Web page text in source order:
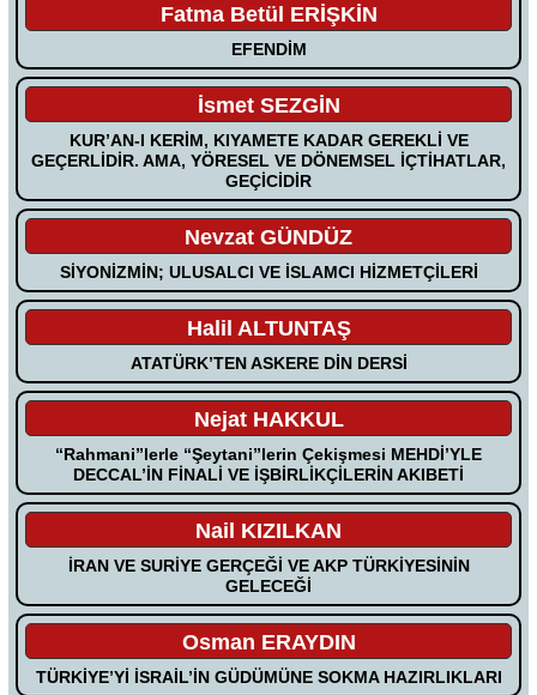
Fatma Betül ERİŞKİN
EFENDİM
İsmet SEZGİN
KUR’AN-I KERİM, KIYAMETE KADAR GEREKLİ VE
GEÇERLİDİR. AMA, YÖRESEL VE DÖNEMSEL İÇTİHATLAR,
GEÇİCİDİR
Nevzat GÜNDÜZ
SİYONİZMİN; ULUSALCI VE İSLAMCI HİZMETÇİLERİ
Halil ALTUNTAŞ
ATATÜRK’TEN ASKERE DİN DERSİ
Nejat HAKKUL
“Rahmani”lerle “Şeytani”lerin Çekişmesi MEHDİ’YLE
DECCAL’İN FİNALİ VE İŞBİRLİKÇİLERİN AKIBETİ
Nail KIZILKAN
İRAN VE SURİYE GERÇEĞİ VE AKP TÜRKİYESİNİN
GELECEĞİ
Osman ERAYDIN
TÜRKİYE’Yİ İSRAİL’İN GÜDÜMÜNE SOKMA HAZIRLIKLARI